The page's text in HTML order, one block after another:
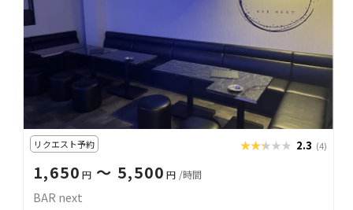
リクエスト予約 ★★★★★
★★★★★ 2.3 (4)
1,650 円〜 5,500 円 /時間
BAR next